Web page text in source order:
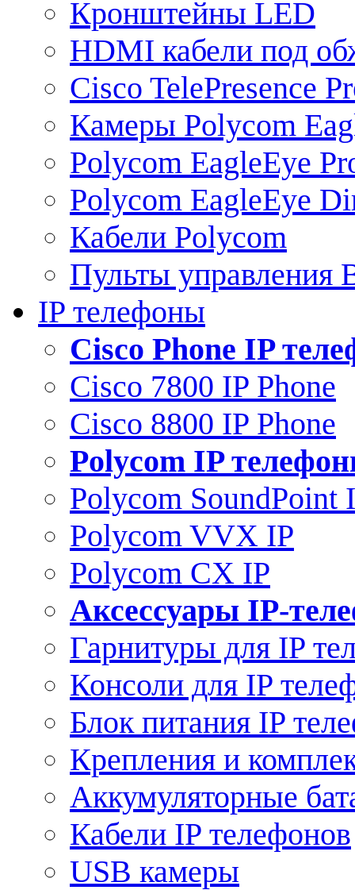
Кронштейны LED
HDMI кабели под
Cisco TelePresence
Камеры Polycom
Polycom EagleEye
Polycom EagleEye
Кабели Polycom
Пульты управления
IP телефоны
Сisco Phone IP
Cisco 7800 IP Phone
Cisco 8800 IP Phone
Polycom IP
Polycom SoundPoint
Polycom VVX IP
Polycom CX IP
Аксессуары IP-
Гарнитуры для IP
Консоли для IP
Блок питания IP
Крепления и
Аккумуляторные
Кабели IP телефонов
USB камеры